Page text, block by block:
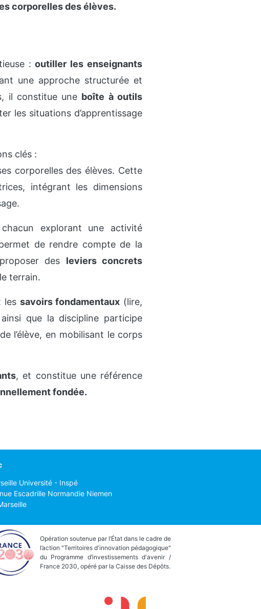
corporelles des élèves.
:outiller les enseignants
une approche structurée et
il constitue une boîte à outils
les situations d’apprentissage
clés :
corporelles des élèves. Cette
intégrant les dimensions
explorant une activité
de rendre compte de la
des leviers concrets
terrain.
les savoirs fondamentaux (lire,
que la discipline participe
l’élève, en mobilisant le corps
, et constitue une référence
fondée.
Université - Inspé
Escadrille Normandie Niemen
Opération soutenue par l’État dans le cadre de
l’action "Territoires d'innovation pédagogique"
du Programme d’investissements d'avenir /
France 2030, opéré par la Caisse des Dépôts.